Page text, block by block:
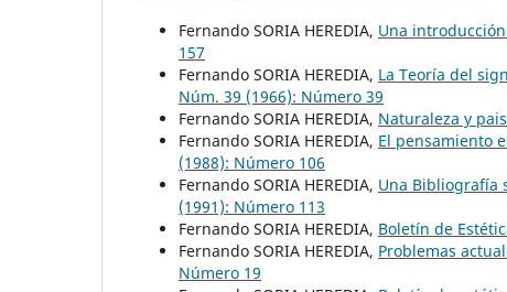
Fernando SORIA HEREDIA, Una
157
Fernando SORIA HEREDIA, La Teoría del
Núm. 39 (1966): Número 39
Fernando SORIA HEREDIA, Naturaleza y
Fernando SORIA HEREDIA, El pensamiento
(1988): Número 106
Fernando SORIA HEREDIA, Una Bibliografía
(1991): Número 113
Fernando SORIA HEREDIA, Boletín de
Fernando SORIA HEREDIA, Problemas
Número 19